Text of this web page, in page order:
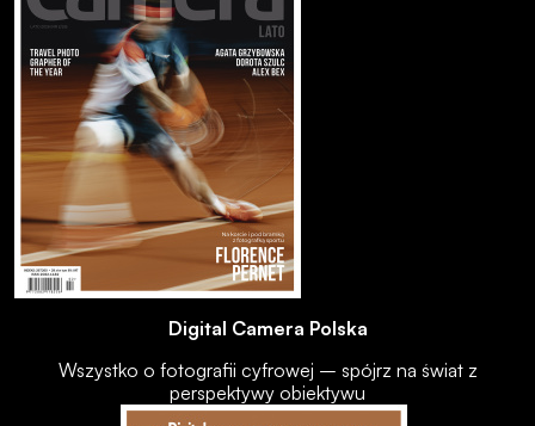
Digital Camera Polska
Wszystko o fotografii cyfrowej – spójrz na świat z
perspektywy obiektywu